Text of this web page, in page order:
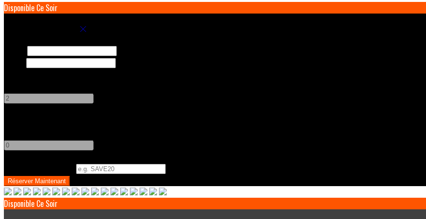
Disponible Ce Soir
Disponible Ce Soir